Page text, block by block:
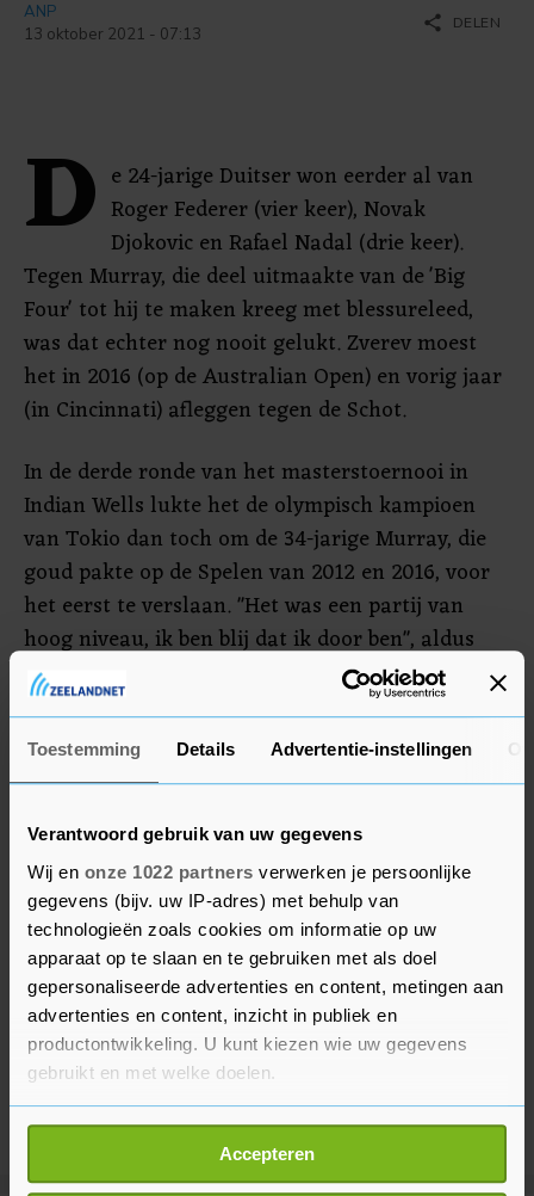
Toestemming Details Advertentie-instellingen
Verantwoord gebruik van uw gegevens
Wij en onze 1022 partners verwerken je persoonlijke
gegevens (bijv. uw IP-adres) met behulp van
technologieën zoals cookies om informatie op uw
apparaat op te slaan en te gebruiken met als doel
gepersonaliseerde advertenties en content, metingen aan
advertenties en content, inzicht in publiek en
productontwikkeling. U kunt kiezen wie uw gegevens
gebruikt en met welke doelen.
Als u het toestaat, willen we ook graag:
Informatie verzamelen over uw geografische
locatie, die tot een paar meter nauwkeurig kan zijn
Accepteren
ANP
13 oktober 2021 - 07:13
share DELEN
D e 24-jarige Duitser won eerder al van
Roger Federer (vier keer), Novak
Djokovic en Rafael Nadal (drie keer).
Tegen Murray, die deel uitmaakte van de 'Big
Four' tot hij te maken kreeg met blessureleed,
was dat echter nog nooit gelukt. Zverev moest
het in 2016 (op de Australian Open) en vorig jaar
(in Cincinnati) afleggen tegen de Schot.
In de derde ronde van het masterstoernooi in
Indian Wells lukte het de olympisch kampioen
van Tokio dan toch om de 34-jarige Murray, die
goud pakte op de Spelen van 2012 en 2016, voor
het eerst te verslaan. "Het was een partij van
hoog niveau, ik ben blij dat ik door ben", aldus
Zverev, die het nu gaat opnemen tegen de
Fransman Gaël Monfils.